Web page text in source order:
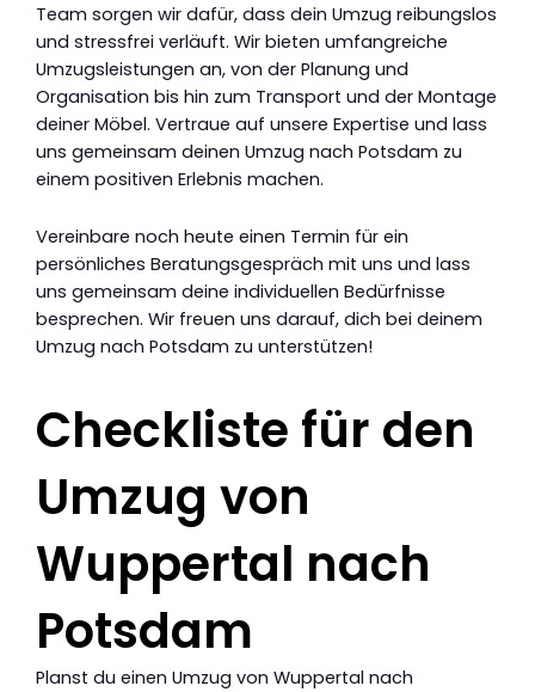
Team sorgen wir dafür, dass dein Umzug reibungslos
und stressfrei verläuft. Wir bieten umfangreiche
Umzugsleistungen an, von der Planung und
Organisation bis hin zum Transport und der Montage
deiner Möbel. Vertraue auf unsere Expertise und lass
uns gemeinsam deinen Umzug nach Potsdam zu
einem positiven Erlebnis machen.
Vereinbare noch heute einen Termin für ein
persönliches Beratungsgespräch mit uns und lass
uns gemeinsam deine individuellen Bedürfnisse
besprechen. Wir freuen uns darauf, dich bei deinem
Umzug nach Potsdam zu unterstützen!
Checkliste für den
Umzug von
Wuppertal nach
Potsdam
Planst du einen Umzug von Wuppertal nach